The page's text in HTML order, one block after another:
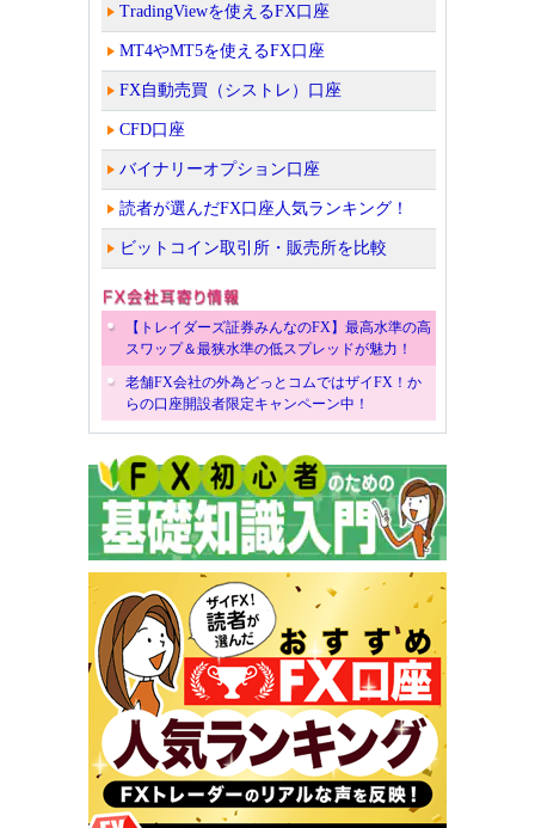
TradingViewを使えるFX口座
MT4やMT5を使えるFX口座
FX自動売買（シストレ）口座
CFD口座
バイナリーオプション口座
読者が選んだFX口座人気ランキング！
ビットコイン取引所・販売所を比較
【トレイダーズ証券みんなのFX】最高水準の高
スワップ＆最狭水準の低スプレッドが魅力！
老舗FX会社の外為どっとコムではザイFX！か
らの口座開設者限定キャンペーン中！